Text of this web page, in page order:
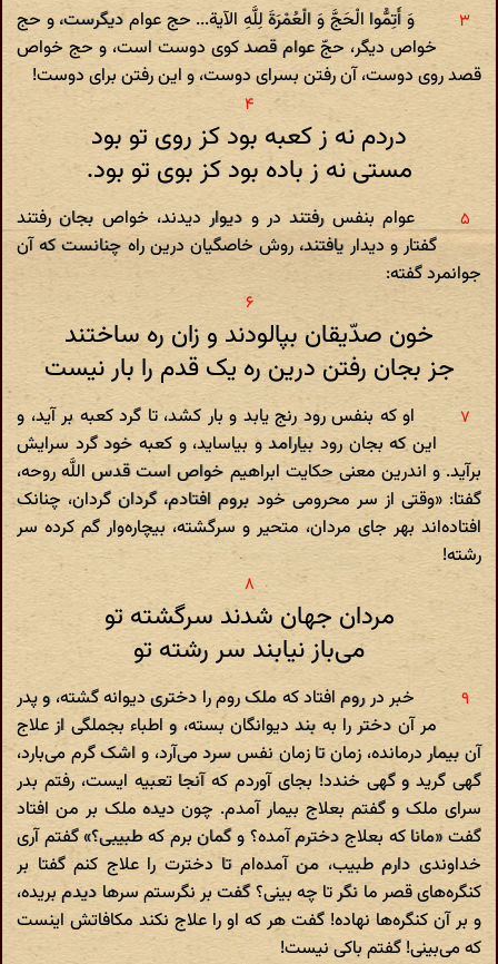
وَ أَتِمُّوا الْحَجَّ وَ الْعُمْرَةَ لِلَّهِ الآیة... حج عوام دیگرست، و حج
خواص دیگر، حجّ عوام قصد کوی دوست است، و حج خواص
قصد روی دوست، آن رفتن بسرای دوست، و این رفتن برای دوست!
دردم نه ز کعبه بود کز روی تو بود
مستی نه ز باده بود کز بوی تو بود.
عوام بنفس رفتند در و دیوار دیدند، خواص بجان رفتند
گفتار و دیدار یافتند، روش خاصگیان درین راه چنانست که آن
جوانمرد گفته:
خون صدّیقان بپالودند و زان ره ساختند
جز بجان رفتن درین ره یک قدم را بار نیست
او که بنفس رود رنج یابد و بار کشد، تا گرد کعبه بر آید، و
این که بجان رود بیارامد و بیاساید، و کعبه خود گرد سرایش
برآید. و اندرین معنی حکایت ابراهیم خواص است قدس اللَّه روحه،
گفتا: «وقتی از سر محرومی خود بروم افتادم، گردان گردان، چنانک
افتاده‌اند بهر جای مردان، متحیر و سرگشته، بیچاره‌وار گم کرده سر
رشته!
مردان جهان شدند سرگشته تو
می‌باز نیابند سر رشته تو
خبر در روم افتاد که ملک روم را دختری دیوانه گشته، و پدر
مر آن دختر را به بند دیوانگان بسته، و اطباء بجملگی از علاج
آن بیمار درمانده، زمان تا زمان نفس سرد می‌آرد، و اشک گرم می‌بارد،
گهی گرید و گهی خندد! بجای آوردم که آنجا تعبیه ایست، رفتم بدر
سرای ملک و گفتم بعلاج بیمار آمدم. چون دیده ملک بر من افتاد
گفت «مانا که بعلاج دخترم آمده؟ و گمان برم که طبیبی؟» گفتم آری
خداوندی دارم طبیب، من آمده‌ام تا دخترت را علاج کنم گفتا بر
کنگره‌های قصر ما نگر تا چه بینی؟ گفت بر نگرستم سرها دیدم بریده،
و بر آن کنگره‌ها نهاده! گفت هر که او را علاج نکند مکافاتش اینست
که می‌بینی! گفتم باکی نیست!